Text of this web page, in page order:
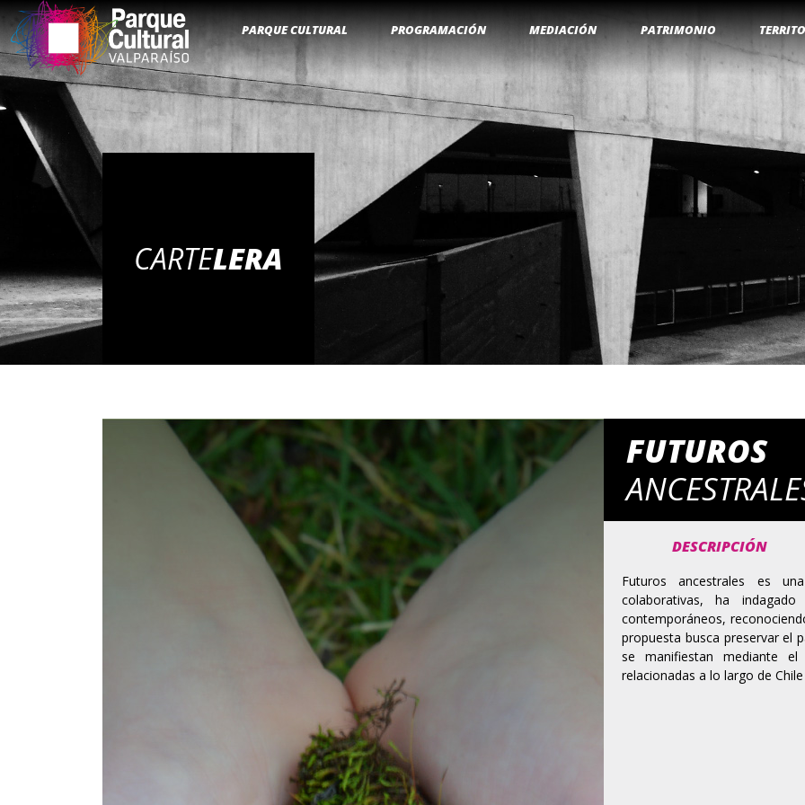
PARQUE CULTURAL PROGRAMACIÓN MEDIACIÓN PATRIMONIO
CARTELERA
FUTUROS
DESCRIPCIÓN
Futuros ancestrales es
colaborativas, ha
contemporáneos,
propuesta busca preservar el
se manifiestan mediante el
relacionadas a lo largo de